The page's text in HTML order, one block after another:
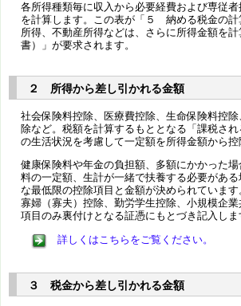
各所得種類毎に収入から必要経費および専従
を計算します。この表が「５ 納める税金の
所得、不動産所得などは、さらに所得金額を
書）」が要求されます。
２ 所得から差し引かれる金額
社会保険料控除、医療費控除、生命保険料控
除など。税額を計算するもととなる「課税さ
の生活状況を考慮して一定額を所得金額から控
健康保険料や年金の負担額、多額にかかった
料の一定額、生計が一緒で扶養する必要があ
な最低限の控除項目と金額が決められていま
寡婦（寡夫）控除、勤労学生控除、小規模企
項目のみ裏付けとなる証憑にもとづき記入しま
詳しくはこちらをご覧ください。
３ 税金から差し引かれる金額